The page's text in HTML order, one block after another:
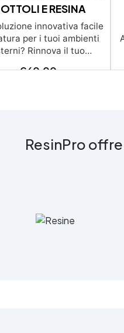
E RESINA
innovativa facile
per i tuoi ambienti
Rinnova il tuo
– economica, alla
puoi chiedere un
€60,00
ResinPro